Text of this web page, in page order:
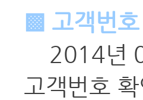
▩ 고객번호
2014년
고객번호